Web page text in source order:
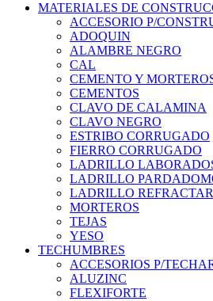
MATERIALES DE
ACCESORIO P/
ADOQUIN
ALAMBRE NEGRO
CAL
CEMENTO Y
CEMENTOS
CLAVO DE CALAMINA
CLAVO NEGRO
ESTRIBO CORRUGADO
FIERRO CORRUGADO
LADRILLO
LADRILLO
LADRILLO
MORTEROS
TEJAS
YESO
TECHUMBRES
ACCESORIOS P/
ALUZINC
FLEXIFORTE